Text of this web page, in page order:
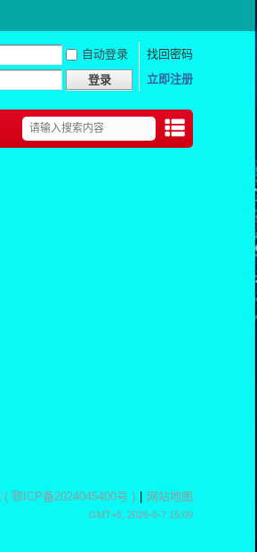
自动登录
找回密码
登录 立即注册
捷导
( 鄂ICP备2024045400号 ) 网站地图
GMT+8, 2026-8-7 15:09